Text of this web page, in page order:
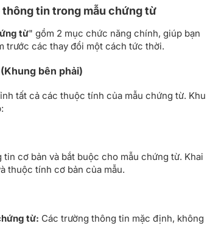
thông tin trong mẫu chứng từ
từ" gồm 2 mục chức năng chính, giúp bạn
trước các thay đổi một cách tức thời.
bên phải)
tất cả các thuộc tính của mẫu chứng từ. Khu
cơ bản và bắt buộc cho mẫu chứng từ. Khai
thuộc tính cơ bản của mẫu.
từ: Các trường thông tin mặc định, không